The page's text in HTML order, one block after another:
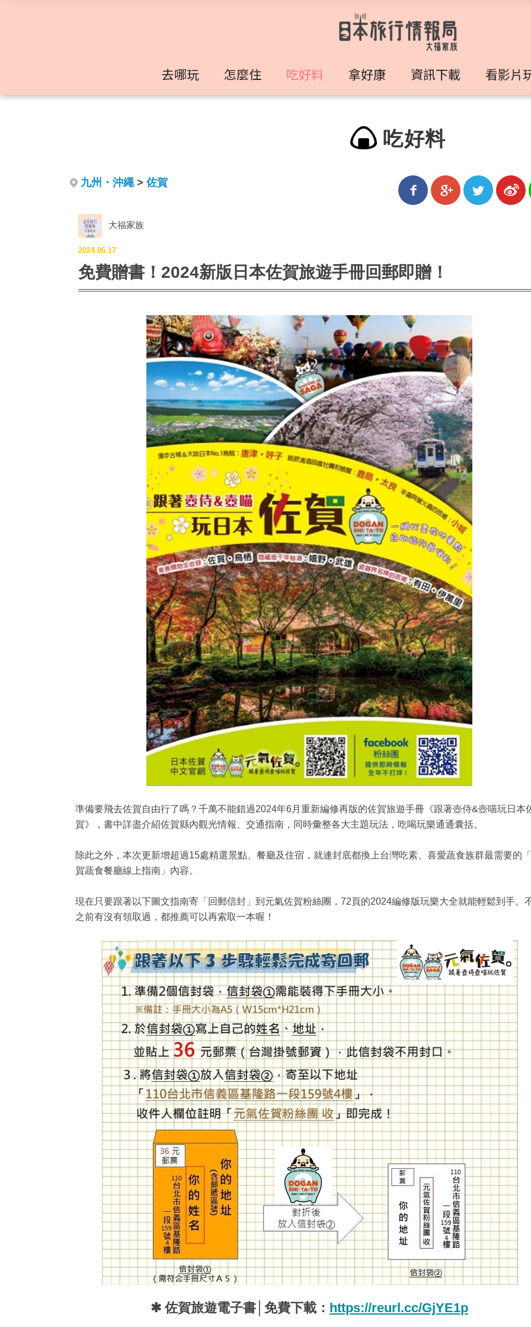
去哪玩 怎麼住 吃好料 拿好康 資訊下載 看影片
吃好料
九州・沖繩> 佐賀
大福家族
2024.06.17
免費贈書！2024新版日本佐賀旅遊手冊回郵即贈！
準備要飛去佐賀自由行了嗎？千萬不能錯過2024年6月重新編修再版的佐賀旅遊手冊《跟著壺侍&壺喵玩日本
賀》，書中詳盡介紹佐賀縣內觀光情報、交通指南，同時彙整各大主題玩法，吃喝玩樂通通囊括。
除此之外，本次更新增超過15處精選景點、餐廳及住宿，就連封底都換上台灣吃素、喜愛蔬食族群最需要的
賀蔬食餐廳線上指南」內容。
現在只要跟著以下圖文指南寄「回郵信封」到元氣佐賀粉絲團，72頁的2024編修版玩樂大全就能輕鬆到手。
之前有沒有領取過，都推薦可以再索取一本喔！
✱ 佐賀旅遊電子書│免費下載： https://reurl.cc/GjYE1p